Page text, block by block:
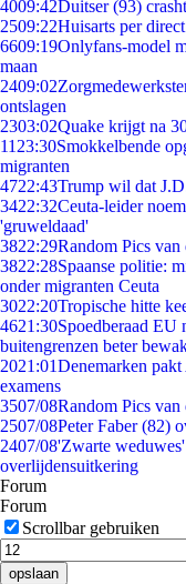
4009:42Duitser (93)
2509:22Huisarts per
6609:19Onlyfans-model
maan
2409:02
ontslagen
2303:02Quake krijgt na
11 23:30Smokkelbende
migranten
4722:43Trump wil dat
3422:32Ceuta-leider
'gruweldaad'
3822:29Random Pics
3822:28Spaanse politie:
onder migranten Ceuta
3022:20Tropische hitte
4621:30Spoedberaad EU
buitengrenzen beter
2021:01Denemarken
examens
3507/08Random Pics
2507/08Peter Faber (82)
2407/08'Zwarte
overlijdensuitkering
Forum
Forum
Scrollbar gebruiken
opslaan